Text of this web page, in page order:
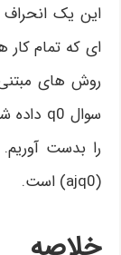
این یک انحراف
ای که تمام کار
روش های
(ajq0) است.